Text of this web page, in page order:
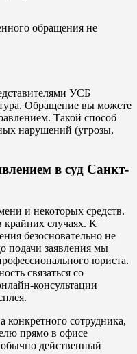
обращения не
УСБ
Обращение вы можете
Такой способ
нарушений (угрозы,
в суд Санкт-
и некоторых средств.
крайних случаях. К
безосновательно не
подачи заявления мы
юриста.
связаться со
консультации
конкретного сотрудника,
прямо в офисе
действенный